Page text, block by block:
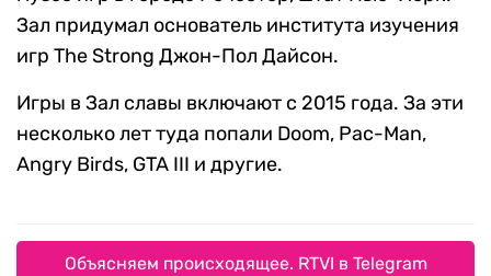
Зал придумал основатель института изучения
игр The Strong Джон-Пол Дайсон.
Игры в Зал славы включают с 2015 года. За эти
несколько лет туда попали Doom, Pac-Man,
Angry Birds, GTA III и другие.
Объясняем происходящее. RTVI в Telegram